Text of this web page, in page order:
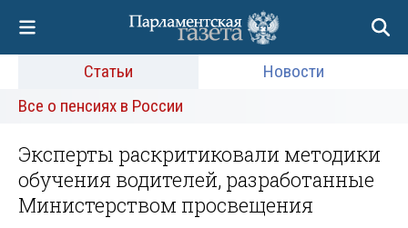
Статьи
Новости
Все о пенсиях в России
Эксперты раскритиковали методики
обучения водителей, разработанные
Министерством просвещения